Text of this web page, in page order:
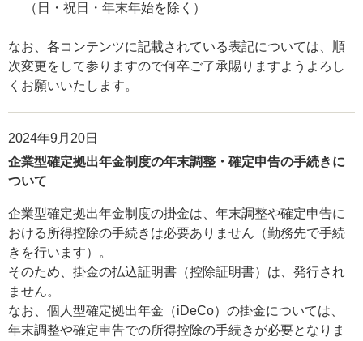
（日・祝日・年末年始を除く）
なお、各コンテンツに記載されている表記については、順
次変更をして参りますので何卒ご了承賜りますようよろし
くお願いいたします。
2024年9月20日
企業型確定拠出年金制度の年末調整・確定申告の手続きに
ついて
企業型確定拠出年金制度の掛金は、年末調整や確定申告に
おける所得控除の手続きは必要ありません（勤務先で手続
きを行います）。
そのため、掛金の払込証明書（控除証明書）は、発行され
ません。
なお、個人型確定拠出年金（iDeCo）の掛金については、
年末調整や確定申告での所得控除の手続きが必要となりま